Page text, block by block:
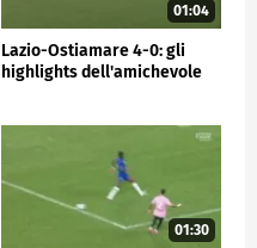
01:04
Lazio-Ostiamare 4-0: gli
highlights dell'amichevole
01:30